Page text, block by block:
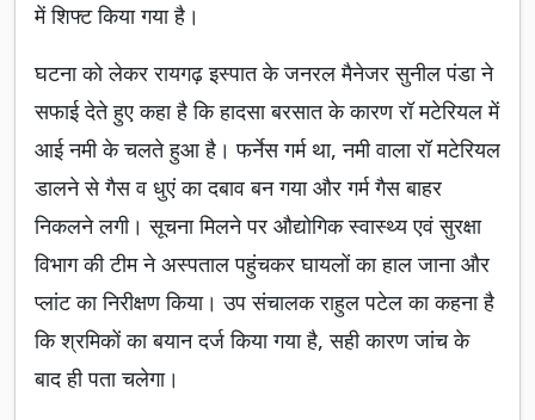
में शिफ्ट किया गया है।
घटना को लेकर रायगढ़ इस्पात के जनरल मैनेजर सुनील पंडा ने
सफाई देते हुए कहा है कि हादसा बरसात के कारण रॉ मटेरियल में
आई नमी के चलते हुआ है। फर्नेस गर्म था, नमी वाला रॉ मटेरियल
डालने से गैस व धुएं का दबाव बन गया और गर्म गैस बाहर
निकलने लगी। सूचना मिलने पर औद्योगिक स्वास्थ्य एवं सुरक्षा
विभाग की टीम ने अस्पताल पहुंचकर घायलों का हाल जाना और
प्लांट का निरीक्षण किया। उप संचालक राहुल पटेल का कहना है
कि श्रमिकों का बयान दर्ज किया गया है, सही कारण जांच के
बाद ही पता चलेगा।